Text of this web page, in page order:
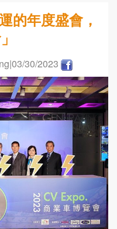
的年度盛會，
|03/30/2023